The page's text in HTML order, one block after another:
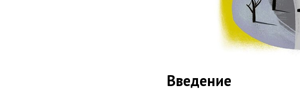
Введение